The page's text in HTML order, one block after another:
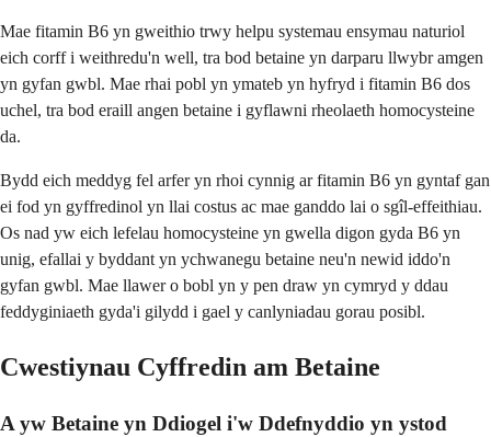
Mae fitamin B6 yn gweithio trwy helpu systemau ensymau naturiol
eich corff i weithredu'n well, tra bod betaine yn darparu llwybr amgen
yn gyfan gwbl. Mae rhai pobl yn ymateb yn hyfryd i fitamin B6 dos
uchel, tra bod eraill angen betaine i gyflawni rheolaeth homocysteine ​​
da.
Bydd eich meddyg fel arfer yn rhoi cynnig ar fitamin B6 yn gyntaf gan
ei fod yn gyffredinol yn llai costus ac mae ganddo lai o sgîl-effeithiau.
Os nad yw eich lefelau homocysteine ​​yn gwella digon gyda B6 yn
unig, efallai y byddant yn ychwanegu betaine neu'n newid iddo'n
gyfan gwbl. Mae llawer o bobl yn y pen draw yn cymryd y ddau
feddyginiaeth gyda'i gilydd i gael y canlyniadau gorau posibl.
Cwestiynau Cyffredin am Betaine
A yw Betaine yn Ddiogel i'w Ddefnyddio yn ystod